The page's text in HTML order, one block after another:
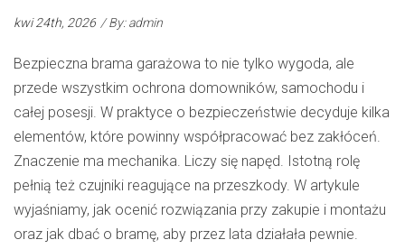
kwi 24th, 2026 / By: admin
Bezpieczna brama garażowa to nie tylko wygoda, ale
przede wszystkim ochrona domowników, samochodu i
całej posesji. W praktyce o bezpieczeństwie decyduje kilka
elementów, które powinny współpracować bez zakłóceń.
Znaczenie ma mechanika. Liczy się napęd. Istotną rolę
pełnią też czujniki reagujące na przeszkody. W artykule
wyjaśniamy, jak ocenić rozwiązania przy zakupie i montażu
oraz jak dbać o bramę, aby przez lata działała pewnie.